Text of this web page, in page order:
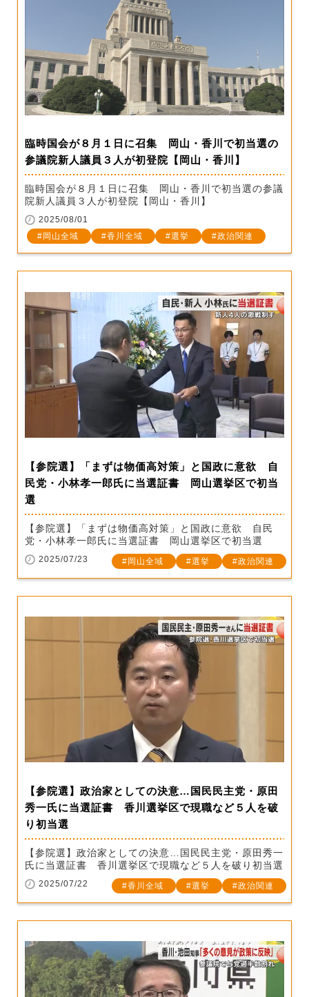
臨時国会が８月１日に召集 岡山・香川で初当選の
参議院新人議員３人が初登院【岡山・香川】
臨時国会が８月１日に召集 岡山・香川で初当選の参議
院新人議員３人が初登院【岡山・香川】
2025/08/01
岡山全域
香川全域 選挙 政治関連
【参院選】「まずは物価高対策」と国政に意欲 自
民党・小林孝一郎氏に当選証書 岡山選挙区で初当
選
【参院選】「まずは物価高対策」と国政に意欲 自民
党・小林孝一郎氏に当選証書 岡山選挙区で初当選
2025/07/23 岡山全域 選挙 政治関連
【参院選】政治家としての決意…国民民主党・原田
秀一氏に当選証書 香川選挙区で現職など５人を破
り初当選
【参院選】政治家としての決意…国民民主党・原田秀一
氏に当選証書 香川選挙区で現職など５人を破り初当選
2025/07/22 香川全域 選挙 政治関連